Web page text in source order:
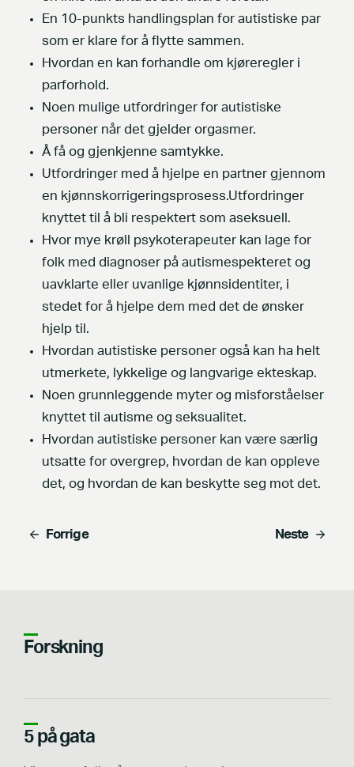
En 10-punkts handlingsplan for autistiske par
som er klare for å flytte sammen.
Hvordan en kan forhandle om kjøreregler i
parforhold.
Noen mulige utfordringer for autistiske
personer når det gjelder orgasmer.
Å få og gjenkjenne samtykke.
Utfordringer med å hjelpe en partner gjennom
en kjønnskorrigeringsprosess.Utfordringer
knyttet til å bli respektert som aseksuell.
Hvor mye krøll psykoterapeuter kan lage for
folk med diagnoser på autismespekteret og
uavklarte eller uvanlige kjønnsidentiter, i
stedet for å hjelpe dem med det de ønsker
hjelp til.
Hvordan autistiske personer også kan ha helt
utmerkete, lykkelige og langvarige ekteskap.
Noen grunnleggende myter og misforståelser
knyttet til autisme og seksualitet.
Hvordan autistiske personer kan være særlig
utsatte for overgrep, hvordan de kan oppleve
det, og hvordan de kan beskytte seg mot det.
Forrige Neste
Forskning
5 på gata